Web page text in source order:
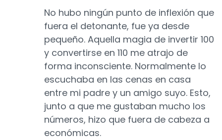
No hubo ningún punto de inflexión que
fuera el detonante, fue ya desde
pequeño. Aquella magia de invertir 100
y convertirse en 110 me atrajo de
forma inconsciente. Normalmente lo
escuchaba en las cenas en casa
entre mi padre y un amigo suyo. Esto,
junto a que me gustaban mucho los
números, hizo que fuera de cabeza a
económicas.